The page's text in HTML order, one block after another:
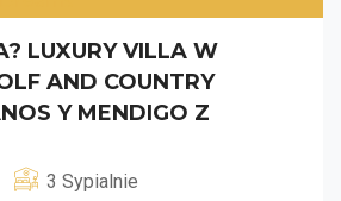
LUXURY VILLA W
AND COUNTRY
Y MENDIGO Z
3 Sypialnie